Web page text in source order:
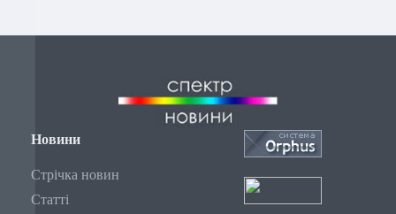
Новини
Стрічка новин
Статті